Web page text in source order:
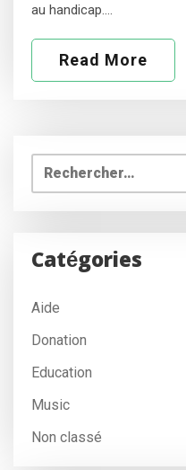
au handicap.…
Read More
Rechercher :
Catégories
Aide
Donation
Education
Music
Non classé